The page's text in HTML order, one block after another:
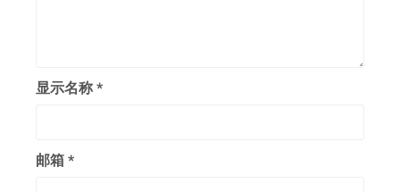
显示名称 *
邮箱 *